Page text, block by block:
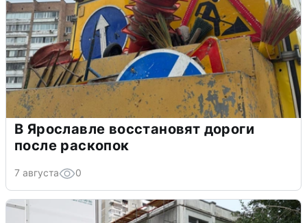
В Ярославле восстановят дороги
после раскопок
7 августа 0